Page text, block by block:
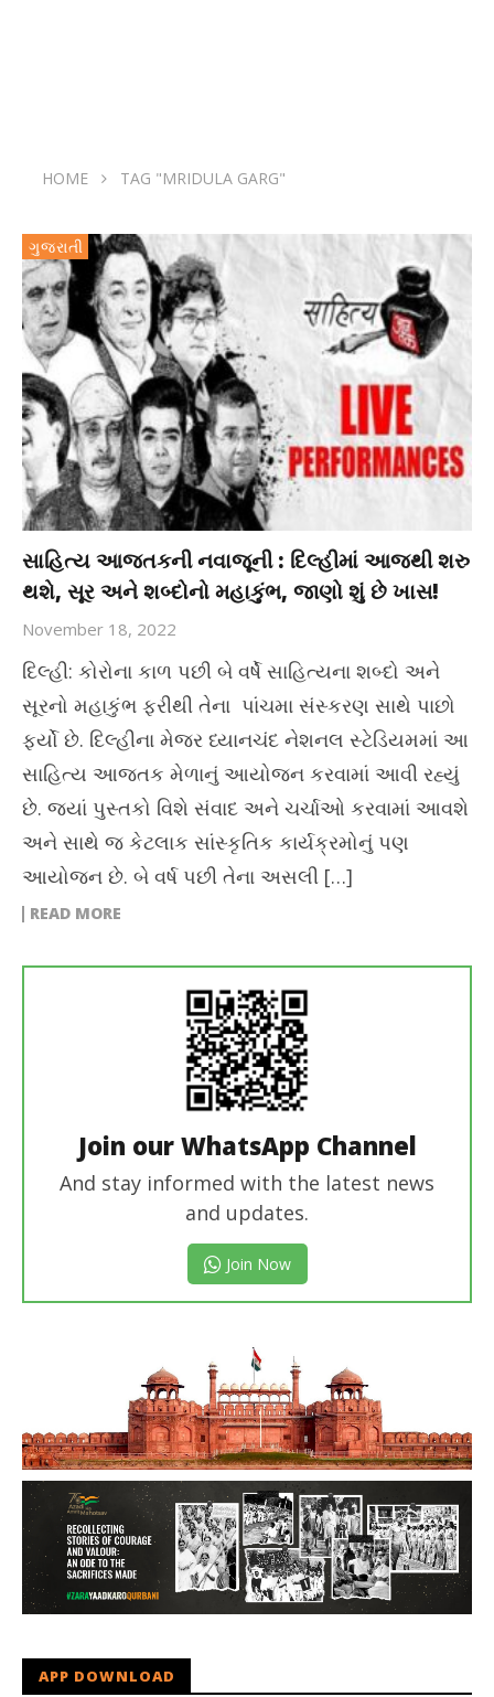
HOME TAG "MRIDULA GARG"
ગુજરાતી
સાહિત્ય આજતકની નવાજૂની : દિલ્હીમાં આજથી શરુ
થશે, સૂર અને શબ્દોનો મહાકુંભ, જાણો શું છે ખાસ!
November 18, 2022
દિલ્હી: કોરોના કાળ પછી બે વર્ષે સાહિત્યના શબ્દો અને
સૂરનો મહાકુંભ ફરીથી તેના પાંચમા સંસ્કરણ સાથે પાછો
ફર્યો છે. દિલ્હીના મેજર ધ્યાનચંદ નેશનલ સ્ટેડિયમમાં આ
સાહિત્ય આજતક મેળાનું આયોજન કરવામાં આવી રહ્યું
છે. જ્યાં પુસ્તકો વિશે સંવાદ અને ચર્ચાઓ કરવામાં આવશે
અને સાથે જ કેટલાક સાંસ્કૃતિક કાર્યક્રમોનું પણ
આયોજન છે. બે વર્ષ પછી તેના અસલી […]
READ MORE
Join our WhatsApp Channel
And stay informed with the latest news
and updates.
Join Now
APP DOWNLOAD